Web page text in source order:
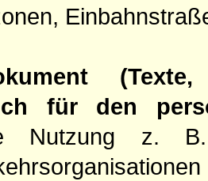
für den
Nutzung z.